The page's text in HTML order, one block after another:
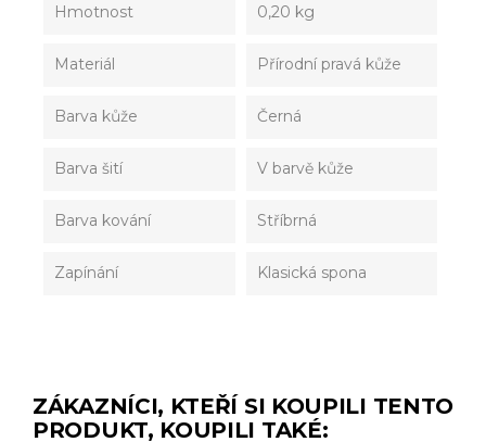
Hmotnost 0,20 kg
Materiál Přírodní pravá kůže
Barva kůže Černá
Barva šití V barvě kůže
Barva kování Stříbrná
Zapínání Klasická spona
ZÁKAZNÍCI, KTEŘÍ SI KOUPILI TENTO
PRODUKT, KOUPILI TAKÉ: